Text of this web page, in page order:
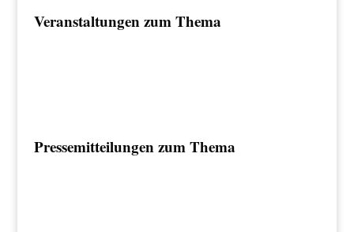
Veranstaltungen zum Thema
Pressemitteilungen zum Thema